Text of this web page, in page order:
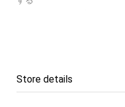
ロゴ等を含みますがこれら
Store details